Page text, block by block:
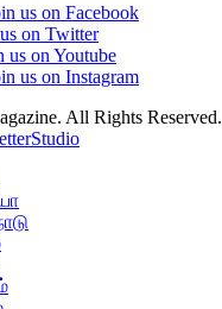
us on Facebook
on Twitter
us on Youtube
us on Instagram
All Rights Reserved.